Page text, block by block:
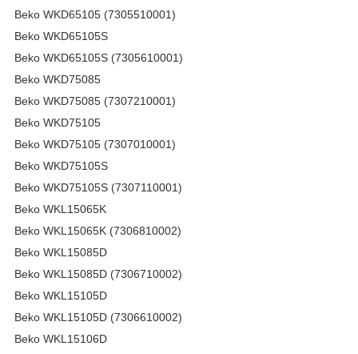
Beko WKD65105 (7305510001)
Beko WKD65105S
Beko WKD65105S (7305610001)
Beko WKD75085
Beko WKD75085 (7307210001)
Beko WKD75105
Beko WKD75105 (7307010001)
Beko WKD75105S
Beko WKD75105S (7307110001)
Beko WKL15065K
Beko WKL15065K (7306810002)
Beko WKL15085D
Beko WKL15085D (7306710002)
Beko WKL15105D
Beko WKL15105D (7306610002)
Beko WKL15106D